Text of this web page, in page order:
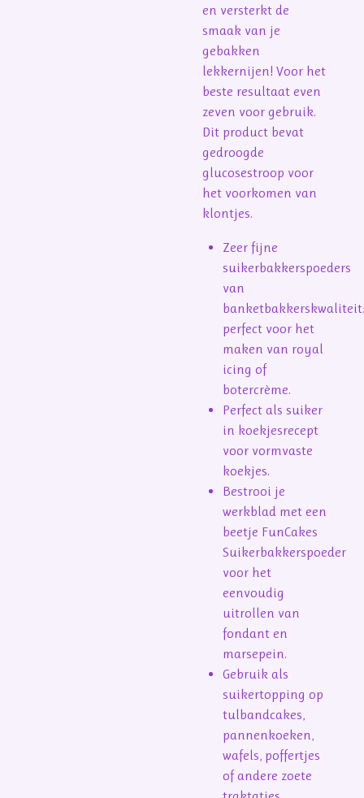
en versterkt de
smaak van je
gebakken
lekkernijen! Voor het
beste resultaat even
zeven voor gebruik.
Dit product bevat
gedroogde
glucosestroop voor
het voorkomen van
klontjes.
Zeer fijne
suikerbakkerspoeders
van
banketbakkerskwaliteit:
perfect voor het
maken van royal
icing of
botercrème.
Perfect als suiker
in koekjesrecept
voor vormvaste
koekjes.
Bestrooi je
werkblad met een
beetje FunCakes
Suikerbakkerspoeder
voor het
eenvoudig
uitrollen van
fondant en
marsepein.
Gebruik als
suikertopping op
tulbandcakes,
pannenkoeken,
wafels, poffertjes
of andere zoete